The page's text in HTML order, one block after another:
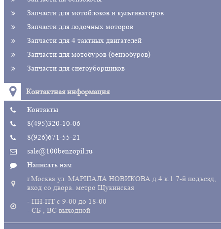
Запчасти для мотоблоков и культиваторов
Запчасти для лодочных моторов
Запчасти для 4 тактных двигателей
Запчасти для мотобуров (бензобуров)
Запчасти для снегоуборщиков
Контактная информация
Контакты
8(495)320-10-06
8(926)671-55-21
sale@100benzopil.ru
Написать нам
г.Москва ул. МАРШАЛА НОВИКОВА д.4 к.1 7-й подъезд,
вход со двора. метро Щукинская
- ПН-ПТ с 9-00 до 18-00
- СБ , ВС выходной